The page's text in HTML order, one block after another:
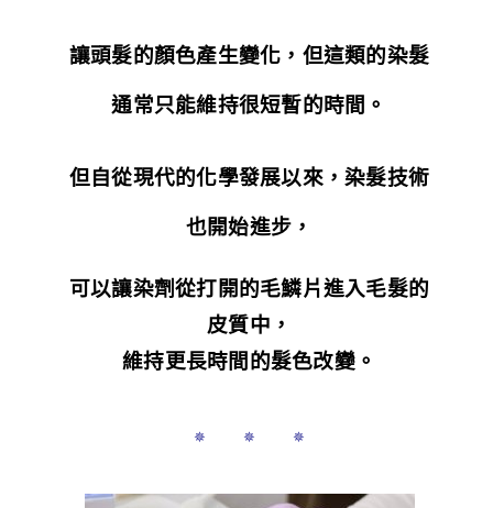
讓頭髮的顏色產生變化， 但這類的染髮
通常只能維持很短暫的時間。
但自從現代的化學發展以來，染髮技術
也開始進步，
可以讓染劑從打開的毛鱗片進入毛髮的
皮質中，
維持更長時間的髮色改變。
✵ ✵ ✵